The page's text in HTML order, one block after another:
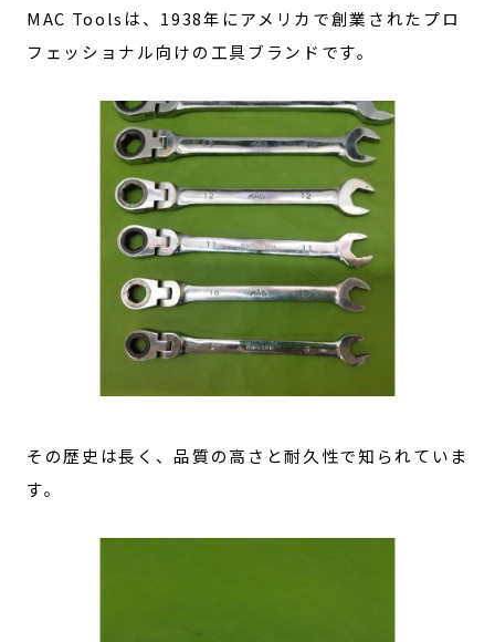
MAC Toolsは、1938年にアメリカで創業されたプロ
フェッショナル向けの工具ブランドです。
その歴史は長く、品質の高さと耐久性で知られていま
す。